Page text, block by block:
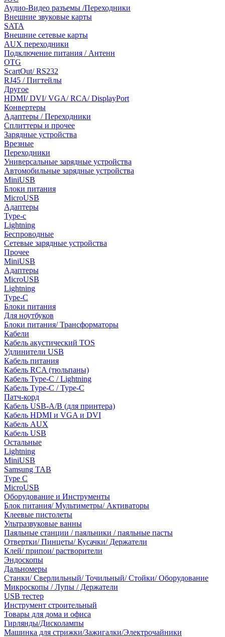
Аудио-Видео разъемы /Переходники
Внешние звуковые карты
SATA
Внешние сетевые карты
AUX переходники
Подключение питания / Антенн
OTG
ScartOut/ RS232
RJ45 / Пигтейлы
Другое
HDMI/ DVI/ VGA/ RCA/ DisplayPort
Конвертеры
Адаптеры / Переходники
Сплиттеры и прочее
Зарядные устройства
Врезные
Переходники
Универсальные зарядные устройства
Автомобильные зарядные устройства
MiniUSB
Блоки питания
MicroUSB
Адаптеры
Type-c
Lightning
Беспроводные
Сетевые зарядные устройства
Прочее
MiniUSB
Адаптеры
MicroUSB
Lightning
Type-C
Блоки питания
Для ноутбуков
Блоки питания/ Трансформаторы
Кабели
Кабель акустический TOS
Удлинители USB
Кабель питания
Кабель RCA (тюльпаны)
Кабель Type-C / Lightning
Кабель Type-C / Type-C
Патч-корд
Кабель USB-A/B (для принтера)
Кабель HDMI и VGA и DVI
Кабель AUX
Кабель USB
Остальные
Lightning
MiniUSB
Samsung TAB
Type C
MicroUSB
Оборудование и Инструменты
Блок питания/ Мультиметры/ Активаторы
Клеевые пистолеты
Ультразвуковые ванны
Паяльные станции / паяльники / паяльные пасты
Отвертки/ Пинцеты/ Кусачки/ Держатели
Клей/ припои/ растворители
Эндоскопы
Дальномеры
Станки/ Сверлильный/ Точильный/ Стойки/ Оборудование
Микроскопы / Лупы / Держатели
USB тестер
Инструмент строительный
Товары для дома и офиса
Гирлянды/Дисколампы
Машинка для стрижки/Зажигалки/Электрочайники